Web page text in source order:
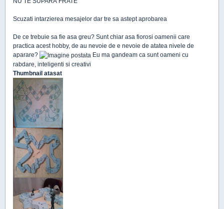
Scuzati intarzierea mesajelor dar tre sa astept aprobarea
De ce trebuie sa fie asa greu? Sunt chiar asa fiorosi oamenii care
practica acest hobby, de au nevoie de e nevoie de atatea nivele de
aparare?
Eu ma gandeam ca sunt oameni cu
rabdare, inteligenti si creativi
Thumbnail atasat